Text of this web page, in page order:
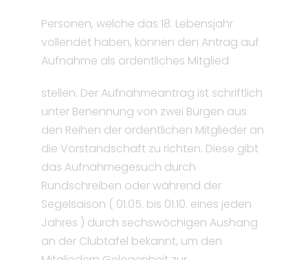
Personen, welche das 18. Lebensjahr
vollendet haben, können den Antrag auf
Aufnahme als ordentliches Mitglied
stellen. Der Aufnahmeantrag ist schriftlich
unter Benennung von zwei Bürgen aus
den Reihen der ordentlichen Mitglieder an
die Vorstandschaft zu richten. Diese gibt
das Aufnahmegesuch durch
Rundschreiben oder während der
Segelsaison ( 01.05. bis 01.10. eines jeden
Jahres ) durch sechswöchigen Aushang
an der Clubtafel bekannt, um den